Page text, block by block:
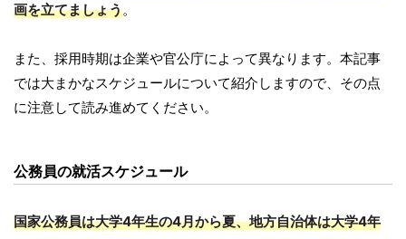
画を立てましょう。
また、採用時期は企業や官公庁によって異なります。本記事
では大まかなスケジュールについて紹介しますので、その点
に注意して読み進めてください。
公務員の就活スケジュール
国家公務員は大学4年生の4月から夏、地方自治体は大学4年